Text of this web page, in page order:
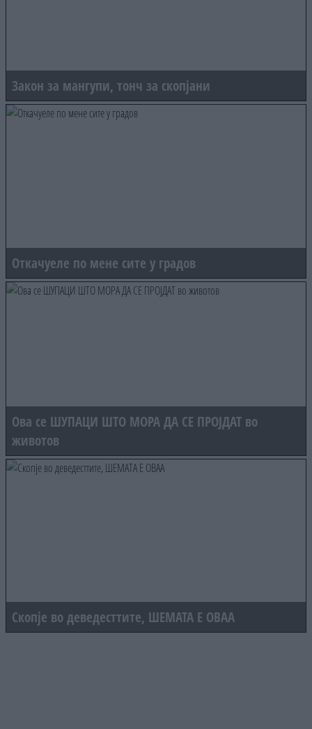
Закон за мангупи, тонч за скопјани
Откачуеле по мене сите у градов
Ова се ШУПАЦИ ШТО МОРА ДА СЕ ПРОЈДАТ во
животов
Скопје во деведесттите, ШЕМАТА Е ОВАА